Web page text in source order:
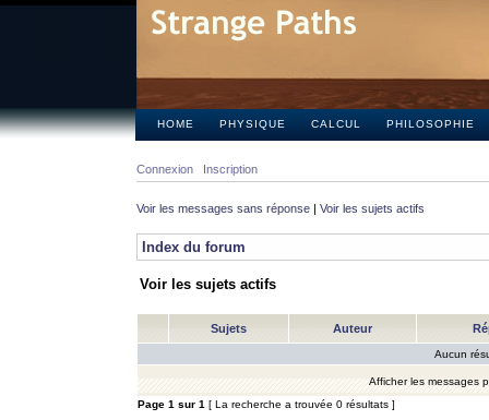
HOME PHYSIQUE CALCUL PHILOSOPHIE
Connexion Inscription
Voir les messages sans réponse | Voir les sujets actifs
Index du forum
Voir les sujets actifs
Sujets Auteur
Aucun
Afficher les messages
Page 1 sur 1 [ La recherche a trouvée 0 résultats ]